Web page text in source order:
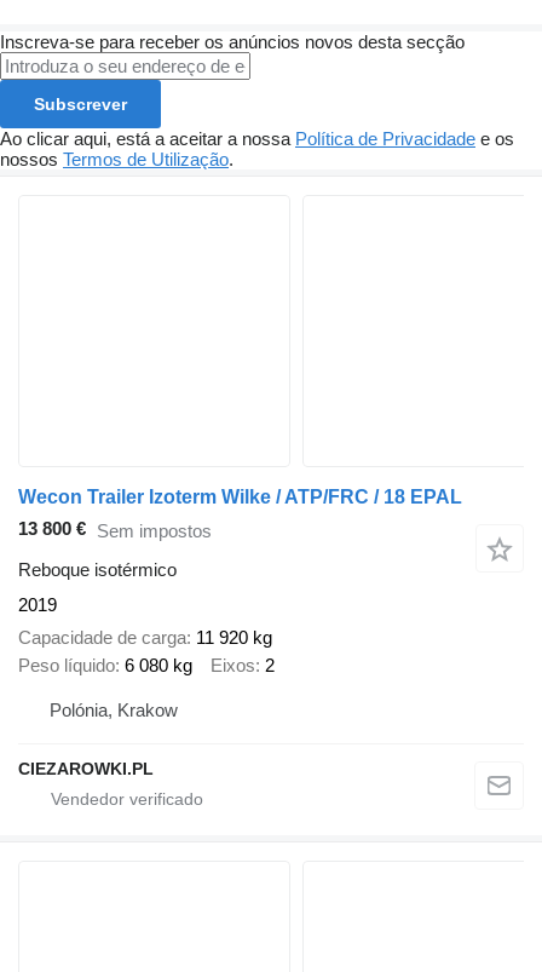
Inscreva-se para receber os anúncios novos desta secção
Subscrever
Ao clicar aqui, está a aceitar a nossa Política de Privacidade e os
nossos Termos de Utilização.
Wecon Trailer Izoterm Wilke / ATP/FRC / 18 EPAL
13 800 € Sem impostos
Reboque isotérmico
2019
Capacidade de carga 11 920 kg
Peso líquido 6 080 kg Eixos 2
Polónia, Krakow
CIEZAROWKI.PL